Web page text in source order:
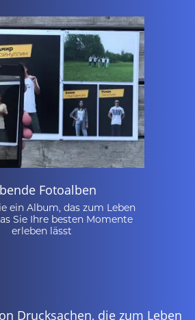
Fotoalben
ein Album, das zum Leben
Sie Ihre besten Momente
erleben lässt
Drucksachen, die zum Leben